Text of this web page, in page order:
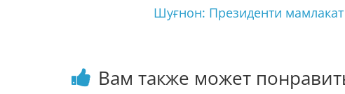
Шуғнон: Президенти
Вам также может